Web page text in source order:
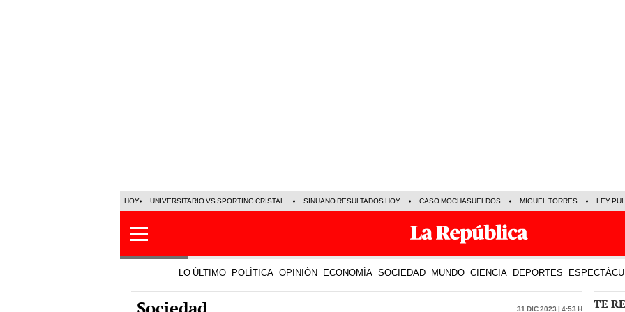
LO ÚLTIMO POLÍTICA OPINIÓN ECONOMÍA SOCIEDAD MUNDO CIENCIA DEPORTES
Sociedad 31 Dic 2023 | 4:53 h